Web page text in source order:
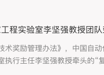
程实验室李坚强教授团
术奖励管理办法》，中国自
执行主任李坚强教授牵头的